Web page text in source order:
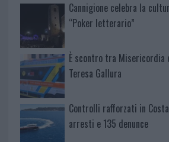
Cannigione celebra la
“Poker letterario”
È scontro tra Misericordia
Teresa Gallura
Controlli rafforzati in
arresti e 135 denunce